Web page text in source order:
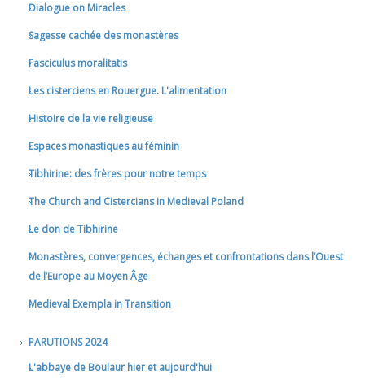
Dialogue on Miracles
Sagesse cachée des monastères
Fasciculus moralitatis
Les cisterciens en Rouergue. L'alimentation
Histoire de la vie religieuse
Espaces monastiques au féminin
Tibhirine: des frères pour notre temps
The Church and Cistercians in Medieval Poland
Le don de Tibhirine
Monastères, convergences, échanges et confrontations dans l’Ouest
de l’Europe au Moyen Âge
Medieval Exempla in Transition
PARUTIONS 2024
L'abbaye de Boulaur hier et aujourd'hui